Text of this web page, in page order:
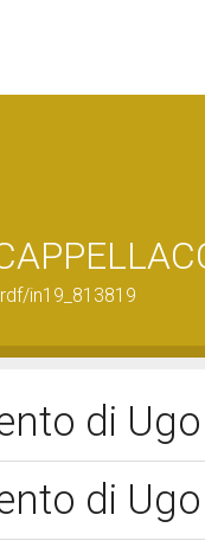
in19_813819
di
di